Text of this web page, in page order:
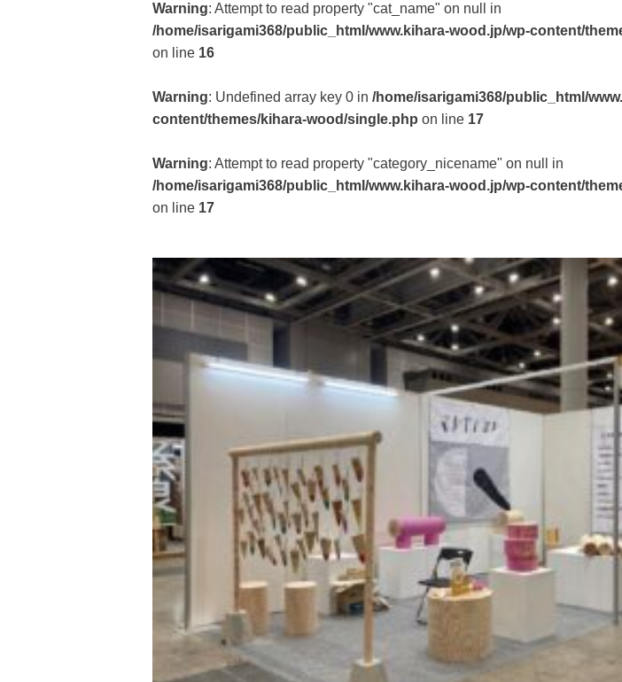
Warning: Attempt to read property "cat_name" on null in
/home/isarigami368/public_html/www.kihara-wood.jp/wp-content/
on line 16
Warning: Undefined array key 0 in /home/isarigami368/public_html/
content/themes/kihara-wood/single.php on line 17
Warning: Attempt to read property "category_nicename" on null in
/home/isarigami368/public_html/www.kihara-wood.jp/wp-content/
on line 17